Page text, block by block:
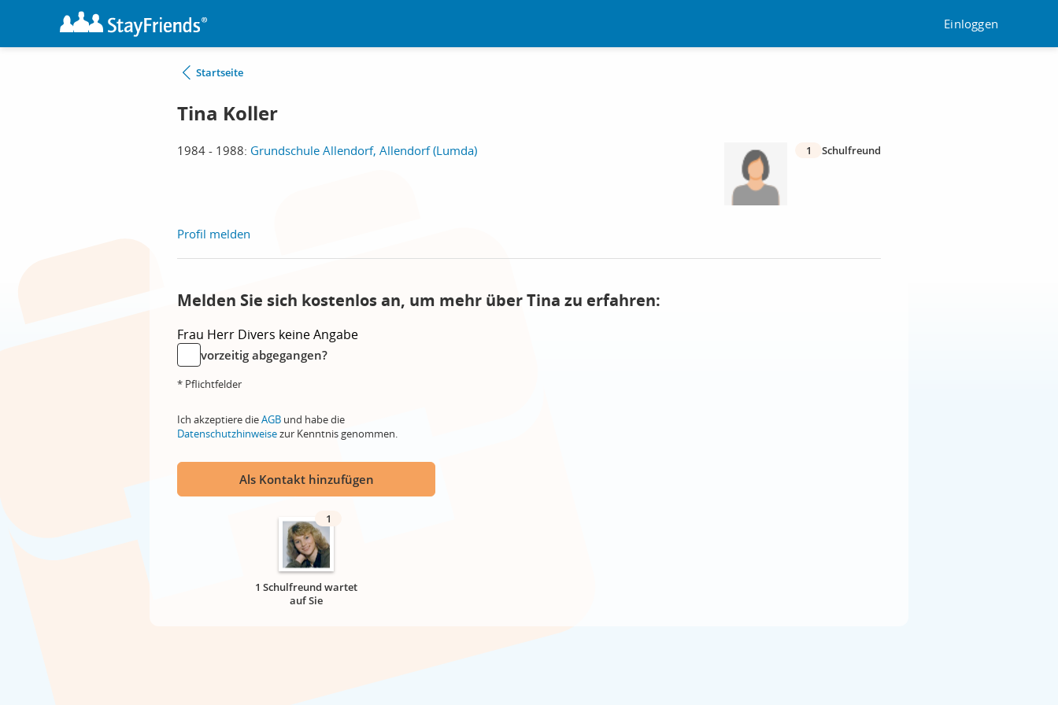
Einloggen
Startseite
Tina Koller
1984 - 1988: Grundschule Allendorf, Allendorf (Lumda) 1 Schulfreund
Profil melden
Melden Sie sich kostenlos an, um mehr über Tina zu erfahren:
Frau Herr Divers keine Angabe
vorzeitig abgegangen?
* Pflichtfelder
Ich akzeptiere dieAGB und habe die
Datenschutzhinweisezur Kenntnis genommen.
Als Kontakt hinzufügen
1
1 Schulfreund wartet
auf Sie